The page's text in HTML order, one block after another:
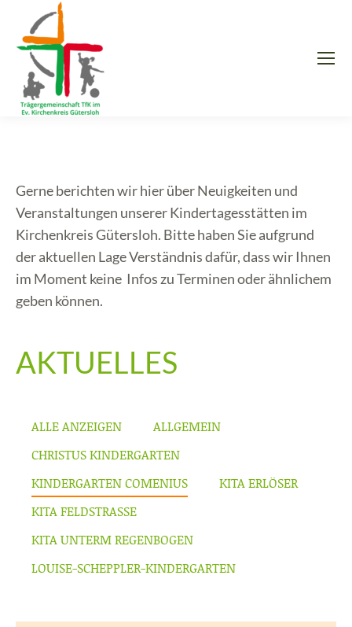
Gerne berichten wir hier über Neuigkeiten und
Veranstaltungen unserer Kindertagesstätten im
Kirchenkreis Gütersloh. Bitte haben Sie aufgrund
der aktuellen Lage Verständnis dafür, dass wir Ihnen
im Moment keine Infos zu Terminen oder ähnlichem
geben können.
AKTUELLES
ALLE ANZEIGEN
ALLGEMEIN
CHRISTUS KINDERGARTEN
KINDERGARTEN COMENIUS
KITA ERLÖSER
KITA FELDSTRASSE
KITA UNTERM REGENBOGEN
LOUISE-SCHEPPLER-KINDERGARTEN